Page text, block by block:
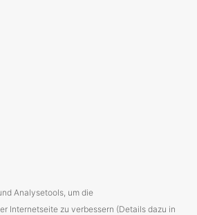
Analysetools, um die
Internetseite zu verbessern (Details dazu in